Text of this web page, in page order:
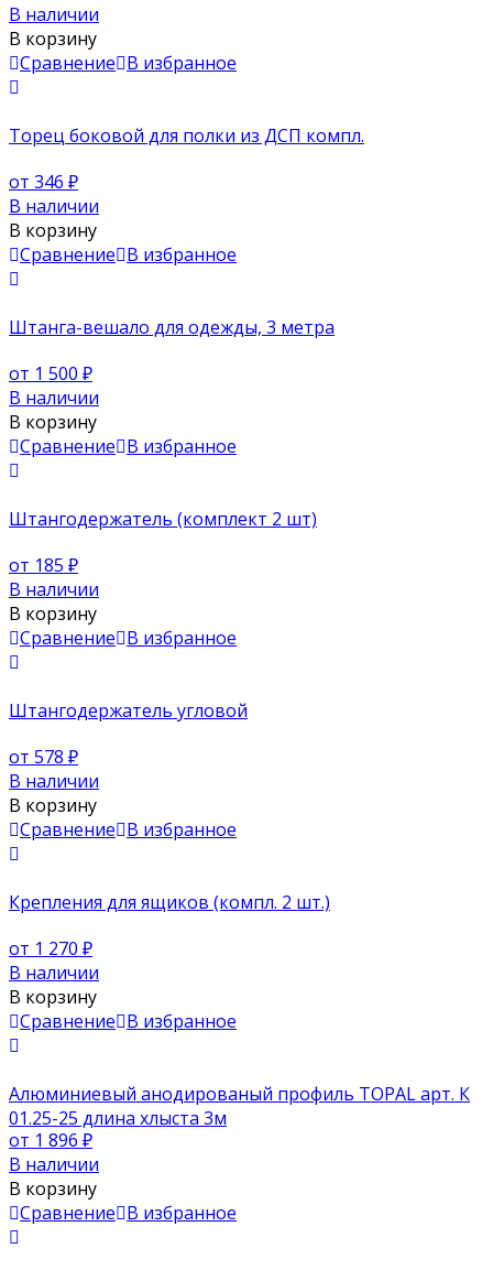
В наличии
В корзину
Сравнение В избранное
Торец боковой для полки из ДСП компл.
от 346 ₽
В наличии
В корзину
Сравнение В избранное
Штанга-вешало для одежды, 3 метра
от 1 500 ₽
В наличии
В корзину
Сравнение В избранное
Штангодержатель (комплект 2 шт)
от 185 ₽
В наличии
В корзину
Сравнение В избранное
Штангодержатель угловой
от 578 ₽
В наличии
В корзину
Сравнение В избранное
Крепления для ящиков (компл. 2 шт.)
от 1 270 ₽
В наличии
В корзину
Сравнение В избранное
Алюминиевый анодированый профиль TOPAL арт. К
01.25-25 длина хлыста 3м
от 1 896 ₽
В наличии
В корзину
Сравнение В избранное